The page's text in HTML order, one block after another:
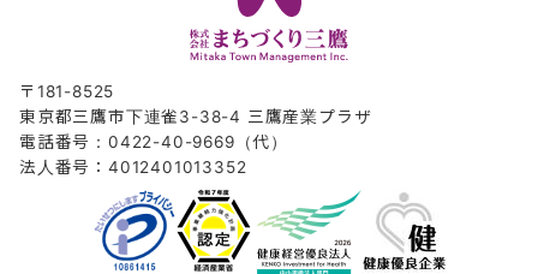
〒181-8525
東京都三鷹市下連雀3-38-4 三鷹産業プラザ
電話番号：0422-40-9669（代）
法人番号：4012401013352